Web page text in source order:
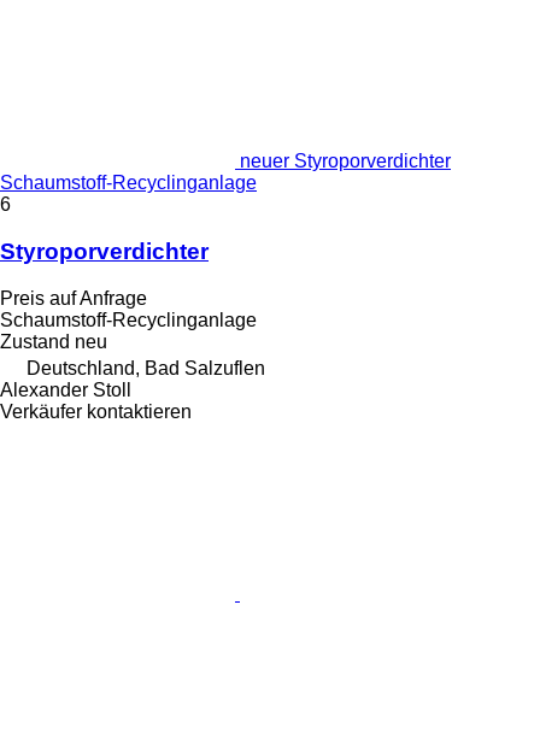
neuer Styroporverdichter
Schaumstoff-Recyclinganlage
6
Styroporverdichter
Preis auf Anfrage
Schaumstoff-Recyclinganlage
Zustand neu
Deutschland, Bad Salzuflen
Alexander Stoll
Verkäufer kontaktieren